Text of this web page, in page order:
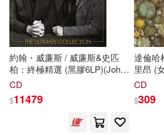
Miller(115) Wilson(115)
Frank(109) Freund(108)
Robert(106)
Ron/ Gurney(106)
Trafalgar Square(48)
Ingram Pub Services(47)
Edwin Mellen Pr(46)
約翰・威廉斯 / 威廉斯&史匹
柏：終極精選 (黑膠6LP)(John
Williams / John Williams &
Collection)
CD
$11479
達倫哈
里昂 (
音) / 薩
音) / 史
拉沃
CD
$309